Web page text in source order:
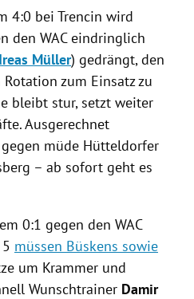
4:0 bei Trencin wird
den WAC eindringlich
Müller) gedrängt, den
zum Einsatz zu
bleibt stur, setzt weiter
Ausgerechnet
müde Hütteldorfer
– ab sofort geht es
0:1 gegen den WAC
müssen Büskens sowie
um Krammer und
Wunschtrainer Damir